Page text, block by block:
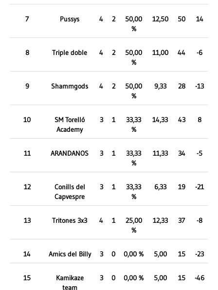
7 Pussys 4 2
50,00
%
12,50 50 14
8 Triple doble 4 2
50,00
%
11,00 44 -6
9 Shammgods 4 2
50,00
%
9,33 28 -13
10
SM Torelló
Academy
3 1
33,33
%
14,33 43 8
11 ARANDANOS 3 1
33,33
%
11,33 34 -5
12
Conills del
Capvespre
3 1
33,33
%
6,33 19 -21
13 Tritones 3x3 4 1
25,00
%
12,33 37 -8
14 Amics del Billy 3 0 0,00 % 5,00 15 -23
15
Kamikaze
team
3 0 0,00 % 5,00 15 -46